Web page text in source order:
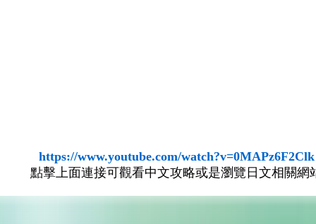
https://www.youtube.com/watch?v=0MAPz6F2Clk
點擊上面連接可觀看中文攻略或是瀏覽日文相關網